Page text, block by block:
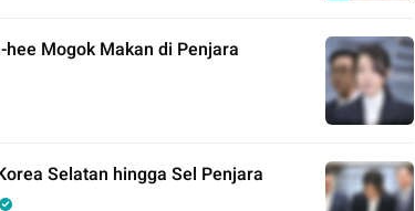
Mogok Makan di Penjara
Selatan hingga Sel Penjara